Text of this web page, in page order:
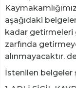
aşağıdaki
kadar getirmeleri
zarfında
alınmayacaktır.
İstenilen belgeler